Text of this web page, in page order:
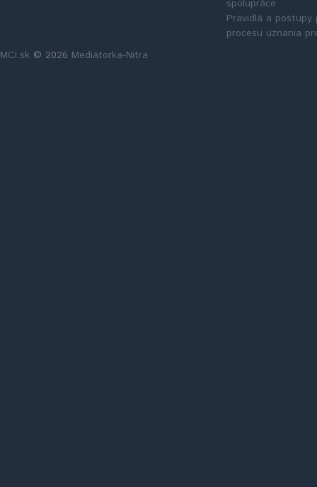
spolupráce
Pravidlá a postupy
procesu uznania
MCi.sk © 2026 Mediátorka-Nitra